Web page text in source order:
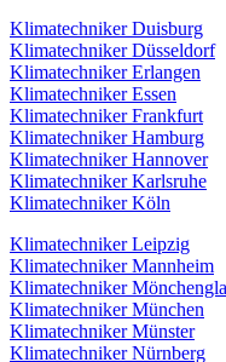
Klimatechniker Duisburg
Klimatechniker Düsseldorf
Klimatechniker Erlangen
Klimatechniker Essen
Klimatechniker Frankfurt
Klimatechniker Hamburg
Klimatechniker Hannover
Klimatechniker Karlsruhe
Klimatechniker Köln
Klimatechniker Leipzig
Klimatechniker Mannheim
Klimatechniker
Klimatechniker München
Klimatechniker Münster
Klimatechniker Nürnberg